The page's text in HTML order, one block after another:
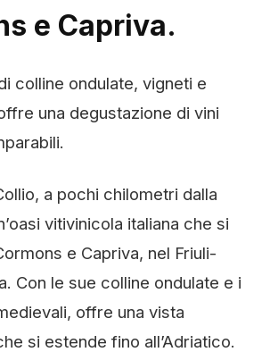
e Capriva.
colline ondulate, vigneti e
una degustazione di vini
a pochi chilometri dalla
vitivinicola italiana che si
e Capriva, nel Friuli-
Con le sue colline ondulate e i
offre una vista
si estende fino all’Adriatico.